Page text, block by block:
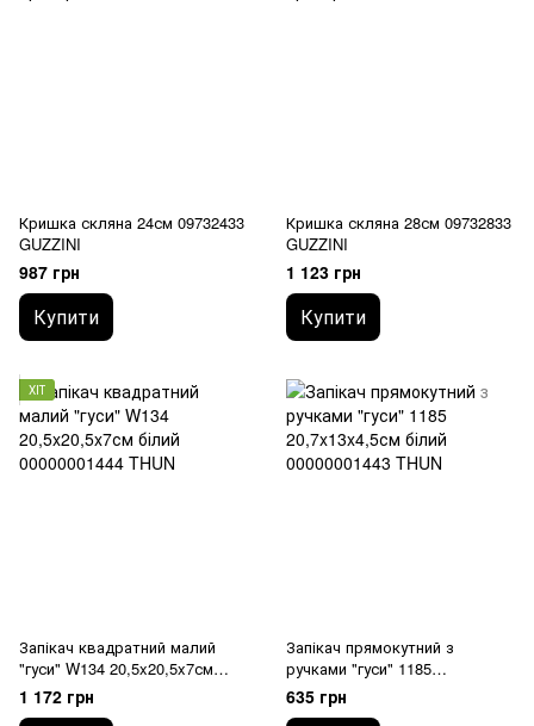
Кришка скляна 24см 09732433
GUZZINI
987 грн
Купити
Кришка скляна 28см 09732833
GUZZINI
1 123 грн
Купити
ХІТ
Запікач квадратний малий
"гуси" W134 20,5x20,5x7см
00000001444 THUN
1 172 грн
Запікач прямокутний з
ручками "гуси" 1185
20,7x13x4,5см 00000001443
THUN
635 грн